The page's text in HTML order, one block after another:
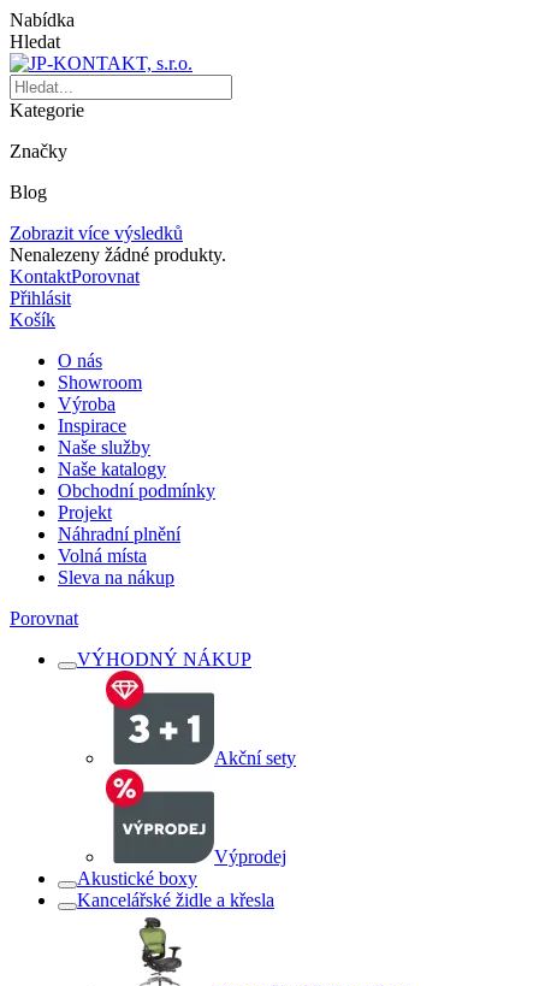
Nabídka
Hledat
Kategorie
Značky
Blog
Zobrazit více výsledků
Nenalezeny žádné produkty.
KontaktPorovnat
Přihlásit
Košík
O nás
Showroom
Výroba
Inspirace
Naše služby
Naše katalogy
Obchodní podmínky
Projekt
Náhradní plnění
Volná místa
Sleva na nákup
Porovnat
VÝHODNÝ NÁKUP
Akční sety
Výprodej
Akustické boxy
Kancelářské židle a křesla